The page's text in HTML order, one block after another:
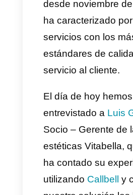
cadena de
clínicos
estética
una empresa
ha
servicios con
estándares de
servicio al